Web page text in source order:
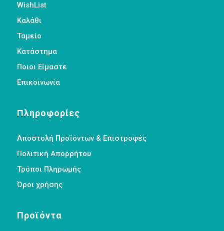
WishList
Καλάθι
Ταμείο
Κατάστημα
Ποιοι Είμαστε
Επικοινωνία
Πληροφορίες
Αποστολή Προϊόντων & Επιστροφές
Πολιτική Απορρήτου
Τρόποι Πληρωμής
Όροι χρήσης
Προϊόντα